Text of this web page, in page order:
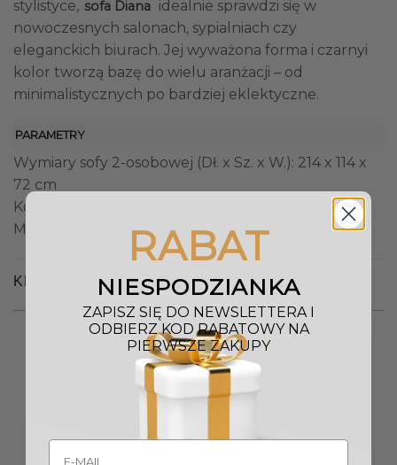
stylistyce, sofa Diana idealnie sprawdzi się w
nowoczesnych salonach, sypialniach czy
eleganckich biurach. Jej wyważona forma i czarnyi
kolor tworzą bazę do wielu aranżacji – od
minimalistycznych po bardziej eklektyczne.
PARAMETRY
Wymiary sofy 2-osobowej (Dł. x Sz. x W.): 214 x 114 x
72 cm
Kolor sofy 2-osobowej: Czarny
Materiał: Tkanina
KLIENCI OGLĄDALI RÓWNIEŻ
RABAT
NIESPODZIANKA
ZAPISZ SIĘ DO NEWSLETTERA I
ODBIERZ KOD RABATOWY NA
PIERWSZE ZAKUPY